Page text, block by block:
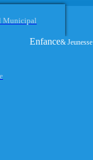
Municipal
Enfance& Jeunesse